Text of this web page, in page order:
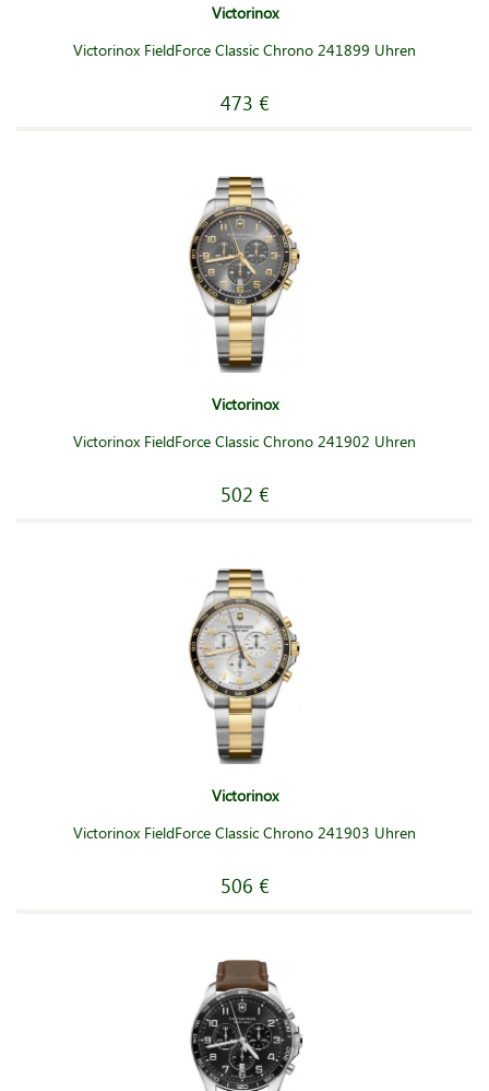
Victorinox
Victorinox FieldForce Classic Chrono 241899 Uhren
473 €
Victorinox
Victorinox FieldForce Classic Chrono 241902 Uhren
502 €
Victorinox
Victorinox FieldForce Classic Chrono 241903 Uhren
506 €